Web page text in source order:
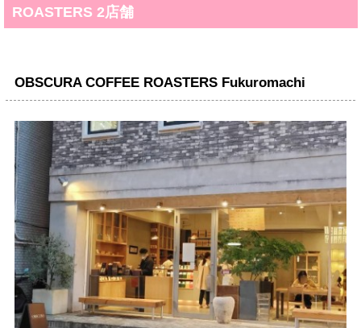
ROASTERS 2店舗
OBSCURA COFFEE ROASTERS Fukuromachi